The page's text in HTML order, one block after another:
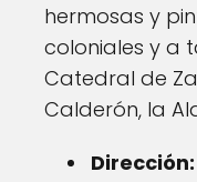
hermosas y
coloniales y a
Catedral de
Calderón, la
Dirección: